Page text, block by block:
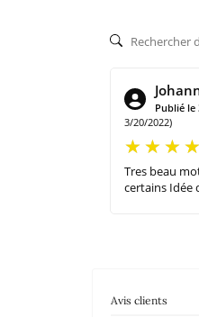
Publié le
3/20/2022)
Tres beau
certains Idée
Avis clients